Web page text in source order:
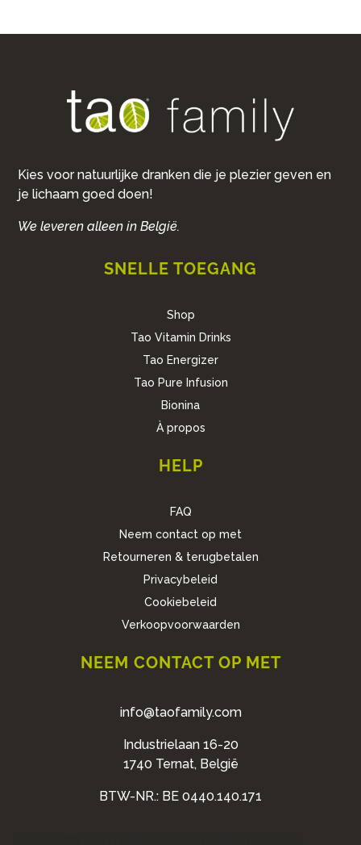
Kies voor natuurlijke dranken die je plezier geven en
je lichaam goed doen!
We leveren alleen in België.
SNELLE TOEGANG
Shop
Tao Vitamin Drinks
Tao Energizer
Tao Pure Infusion
Bionina
À propos
HELP
FAQ
Neem contact op met
Retourneren & terugbetalen
Privacybeleid
Cookiebeleid
Verkoopvoorwaarden
NEEM CONTACT OP MET
info@taofamily.com
Industrielaan 16-20
1740 Ternat, België
BTW-NR.: BE 0440.140.171